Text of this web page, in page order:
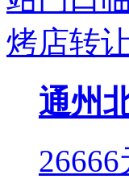
通州
26666